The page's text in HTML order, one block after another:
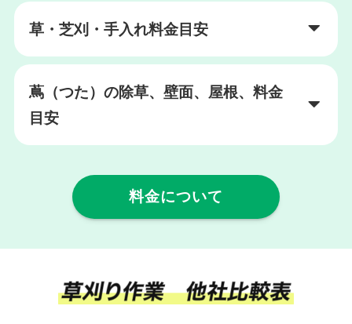
草・芝刈・手入れ料金目安
蔦（つた）の除草、壁面、屋根、料金
目安
料金について